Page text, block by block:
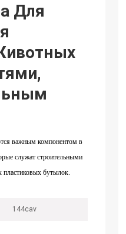
Для
важным компонентом в
служат строительными
пластиковых бутылок.
144cav